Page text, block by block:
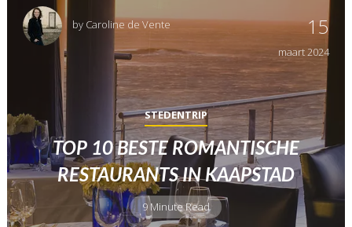
by Caroline de Vente 15
maart2024
STEDENTRIP
TOP 10 BESTE ROMANTISCHE
RESTAURANTS IN KAAPSTAD
9 Minute Read